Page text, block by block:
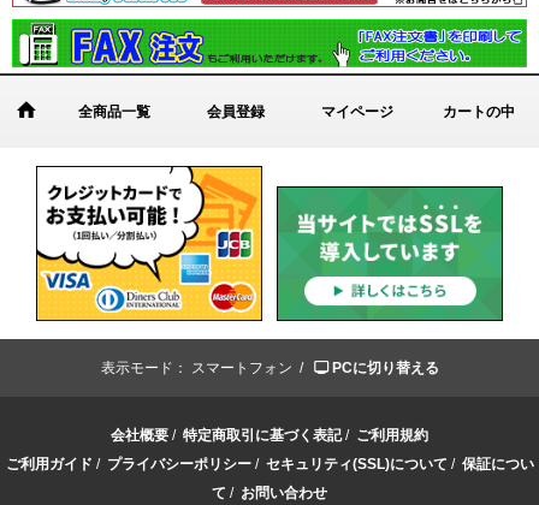
全商品一覧 会員登録 マイページ カートの中
表示モード： スマートフォン / PCに切り替える
会社概要 / 特定商取引に基づく表記/ ご利用規約
ご利用ガイド / プライバシーポリシー/ セキュリティ(SSL)について / 保証につい
て / お問い合わせ